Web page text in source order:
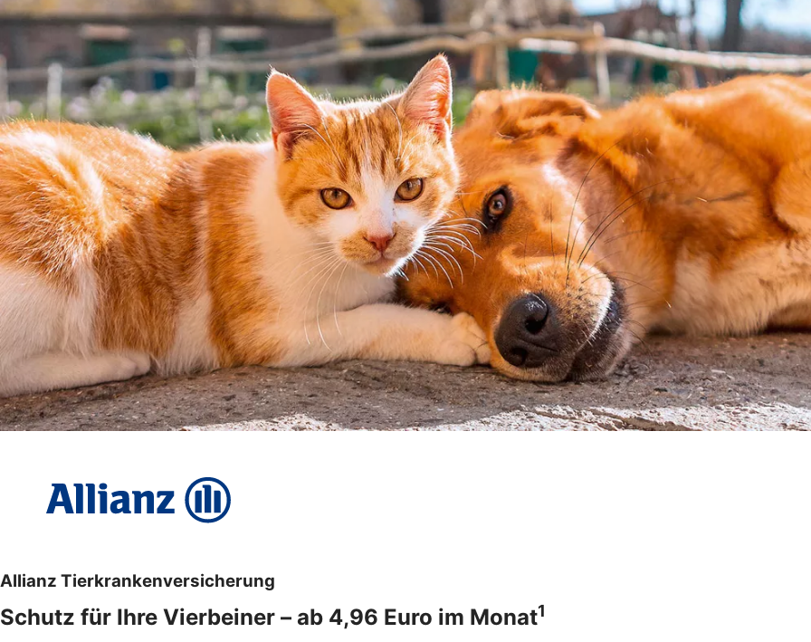
Allianz Tierkrankenversicherung
Schutz für Ihre Vierbeiner – ab 4,96 Euro im Monat1